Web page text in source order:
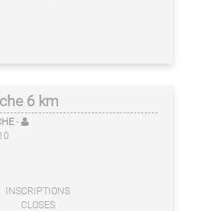
6 km
-
INSCRIPTIONS
CLOSES